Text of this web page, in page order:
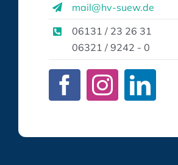
mail@hv-suew.de
06131 / 23 26 31
06321 / 9242 - 0